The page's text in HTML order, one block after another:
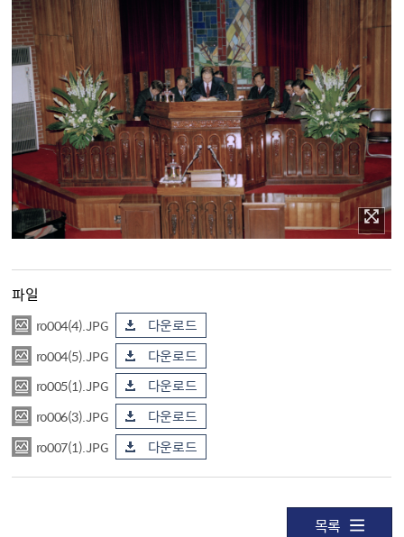
파일
ro004(4).JPG
다운로드
ro004(5).JPG
다운로드
ro005(1).JPG
다운로드
ro006(3).JPG
다운로드
ro007(1).JPG
다운로드
목록